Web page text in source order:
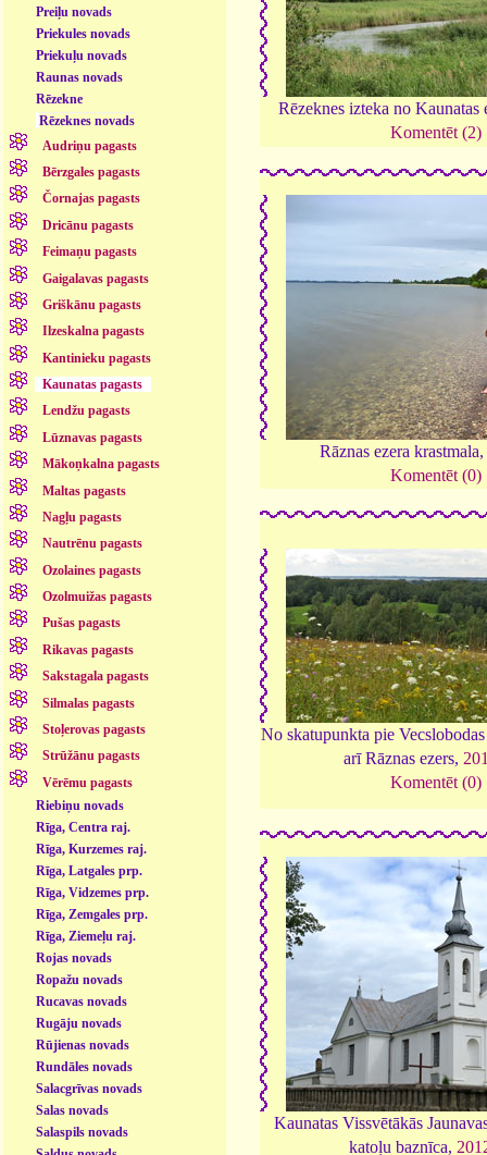
Preiļu novads
Priekules novads
Priekuļu novads
Raunas novads
Rēzekne
Rēzeknes novads
Audriņu pagasts
Bērzgales pagasts
Čornajas pagasts
Dricānu pagasts
Feimaņu pagasts
Gaigalavas pagasts
Griškānu pagasts
Ilzeskalna pagasts
Kantinieku pagasts
Kaunatas pagasts
Lendžu pagasts
Lūznavas pagasts
Mākoņkalna pagasts
Maltas pagasts
Nagļu pagasts
Nautrēnu pagasts
Ozolaines pagasts
Ozolmuižas pagasts
Pušas pagasts
Rikavas pagasts
Sakstagala pagasts
Silmalas pagasts
Stoļerovas pagasts
Strūžānu pagasts
Vērēmu pagasts
Riebiņu novads
Rīga, Centra raj.
Rīga, Kurzemes raj.
Rīga, Latgales prp.
Rīga, Vidzemes prp.
Rīga, Zemgales prp.
Rīga, Ziemeļu raj.
Rojas novads
Ropažu novads
Rucavas novads
Rugāju novads
Rūjienas novads
Rundāles novads
Salacgrīvas novads
Salas novads
Salaspils novads
Rēzeknes izteka no Kaunatas
Komentēt (2)
Rāznas ezera krastmala,
Komentēt (0)
No skatupunkta pie
arī Rāznas ezers,
Komentēt (0)
Kaunatas Vissvētākās
katoļu baznīca,